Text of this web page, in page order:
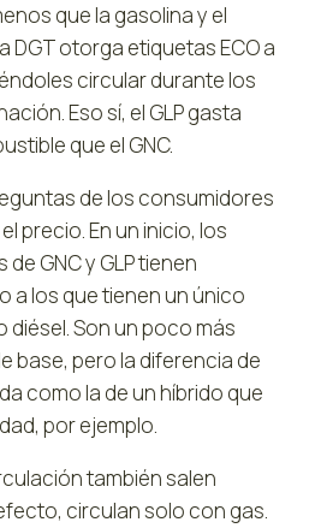
que la gasolina y el
DGT otorga etiquetas ECO a
circular durante los
Eso sí, el GLP gasta
que el GNC.
de los consumidores
precio. En un inicio, los
GNC y GLP tienen
a los que tienen un único
Son un poco más
base, pero la diferencia de
como la de un híbrido que
por ejemplo.
también salen
circulan solo con gas.